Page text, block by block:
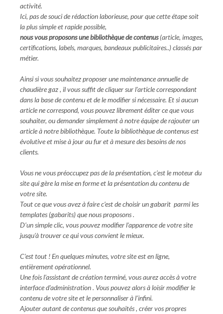
activité.
Ici, pas de souci de rédaction laborieuse, pour que cette étape soit
la plus simple et rapide possible,
nous vous proposons une bibliothèque de contenus(article, images,
certifications, labels, marques, bandeaux publicitaires..) classés par
métier.
Ainsi si vous souhaitez proposer une maintenance annuelle de
chaudière gaz , il vous suffit de cliquer sur l’article correspondant
dans la base de contenu et de le modifier si nécessaire. Et si aucun
article ne correspond, vous pouvez librement éditer ce que vous
souhaiter, ou demander simplement à notre équipe de rajouter un
article à notre bibliothèque. Toute la bibliothèque de contenus est
évolutive et mise à jour au fur et à mesure des besoins de nos
clients.
Vous ne vous préoccupez pas de la présentation, c’est le moteur du
site qui gère la mise en forme et la présentation du contenu de
votre site.
Tout ce que vous avez à faire c’est de choisir un gabarit parmi les
templates (gabarits) que nous proposons.
D’un simple clic, vous pouvez modifier l’apparence de votre site
jusqu’à trouver ce qui vous convient le mieux.
C’est tout ! En quelques minutes, votre site est en ligne,
entièrement opérationnel.
Une fois l’assistant de création terminé, vous aurez accès à votre
interface d’administration . Vous pouvez alors à loisir modifier le
contenu de votre site et le personnaliser à l’infini.
Ajouter autant de contenus que souhaités , créer vos propres